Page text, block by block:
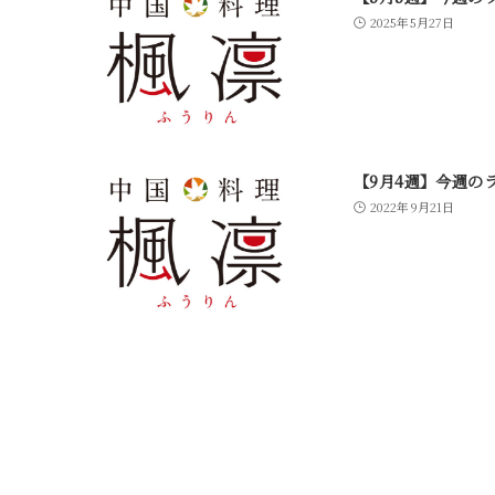
2025年5月27日
【9月4週】今週の
2022年9月21日